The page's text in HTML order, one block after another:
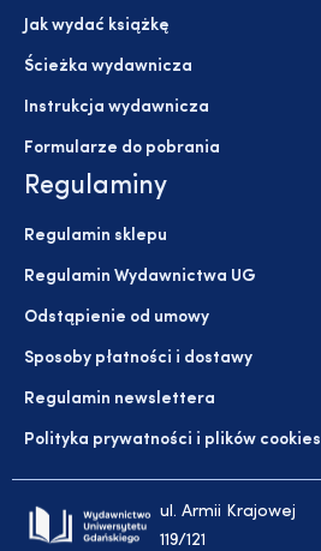
Jak wydać książkę
Ścieżka wydawnicza
Instrukcja wydawnicza
Formularze do pobrania
Regulaminy
Regulamin sklepu
Regulamin Wydawnictwa UG
Odstąpienie od umowy
Sposoby płatności i dostawy
Regulamin newslettera
Polityka prywatności i plików cookies
ul. Armii Krajowej
119/121